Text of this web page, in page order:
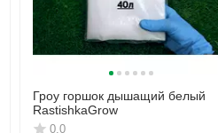
Гроу горшок дышащий белый
RastishkaGrow
0.0